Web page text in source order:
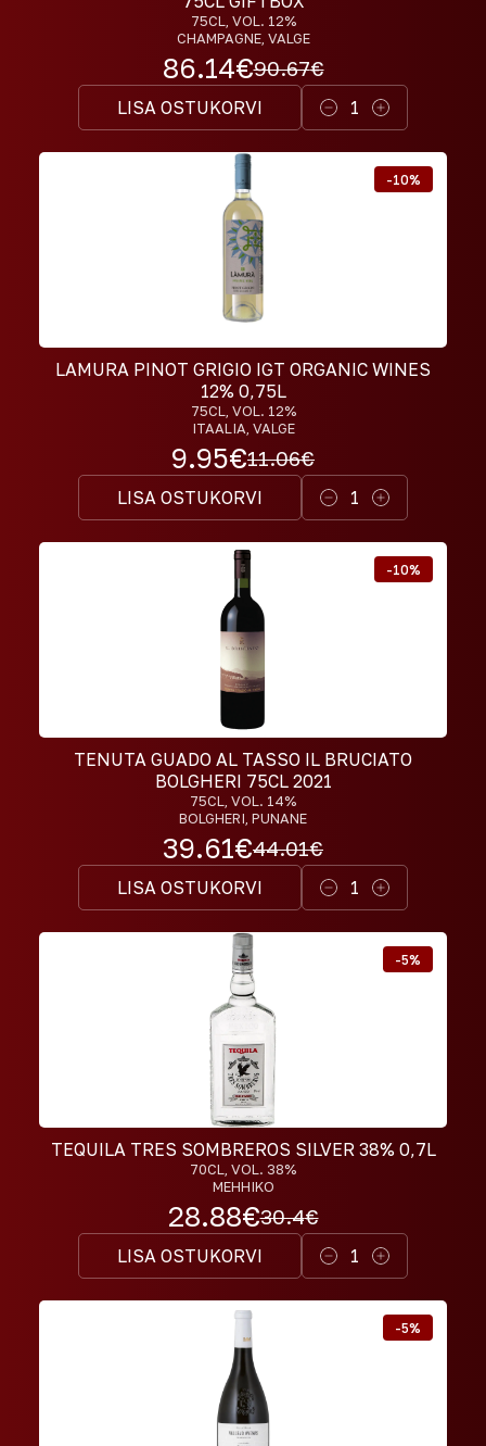
75CL
, VOL. 12%
CHAMPAGNE, VALGE
86.14€90.67€
LISA OSTUKORVI 1
-10%
LAMURA PINOT GRIGIO IGT ORGANIC WINES
12% 0,75L
75CL
, VOL. 12%
ITAALIA, VALGE
9.95€11.06€
LISA OSTUKORVI 1
-10%
TENUTA GUADO AL TASSO IL BRUCIATO
BOLGHERI 75CL 2021
75CL
, VOL. 14%
BOLGHERI, PUNANE
39.61€44.01€
LISA OSTUKORVI 1
-5%
TEQUILA TRES SOMBREROS SILVER 38% 0,7L
70CL
, VOL. 38%
MEHHIKO
28.88€30.4€
LISA OSTUKORVI 1
-5%